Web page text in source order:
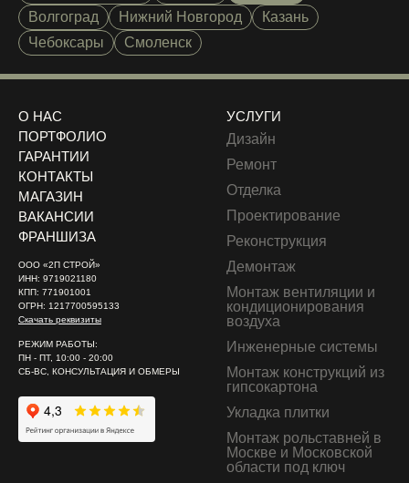
Волгоград
Нижний Новгород
Казань
Чебоксары
Смоленск
О НАС
ПОРТФОЛИО
ГАРАНТИИ
КОНТАКТЫ
МАГАЗИН
ВАКАНСИИ
ФРАНШИЗА
ООО «2П СТРОЙ»
ИНН: 9719021180
КПП: 771901001
ОГРН: 1217700595133
Скачать реквизиты
РЕЖИМ РАБОТЫ:
ПН - ПТ, 10:00 - 20:00
СБ-ВС, КОНСУЛЬТАЦИЯ И ОБМЕРЫ
УСЛУГИ
Дизайн
Ремонт
Отделка
Проектирование
Реконструкция
Демонтаж
Монтаж вентиляции и
кондиционирования
воздуха
Инженерные системы
Монтаж конструкций из
гипсокартона
Укладка плитки
Монтаж рольставней в
Москве и Московской
области под ключ